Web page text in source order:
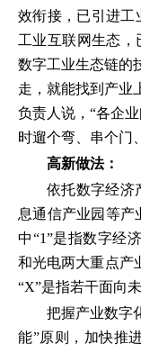
效衔接，已引进工
工业互联网生态，
数字工业生态链的
走，就能找到产业
负责人说，“各企
时遛个弯、串个门
高新做法：
依托数字经济
息通信产业园等产
中“1”是指数字经
和光电两大重点产
“X”是指若干面向
把握产业数字
能”原则，加快推